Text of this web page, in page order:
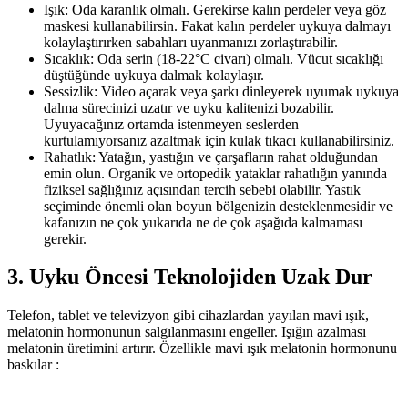
Işık: Oda karanlık olmalı. Gerekirse kalın perdeler veya göz
maskesi kullanabilirsin. Fakat kalın perdeler uykuya dalmayı
kolaylaştırırken sabahları uyanmanızı zorlaştırabilir.
Sıcaklık: Oda serin (18-22°C civarı) olmalı. Vücut sıcaklığı
düştüğünde uykuya dalmak kolaylaşır.
Sessizlik: Video açarak veya şarkı dinleyerek uyumak uykuya
dalma sürecinizi uzatır ve uyku kalitenizi bozabilir.
Uyuyacağınız ortamda istenmeyen seslerden
kurtulamıyorsanız azaltmak için kulak tıkacı kullanabilirsiniz.
Rahatlık: Yatağın, yastığın ve çarşafların rahat olduğundan
emin olun. Organik ve ortopedik yataklar rahatlığın yanında
fiziksel sağlığınız açısından tercih sebebi olabilir. Yastık
seçiminde önemli olan boyun bölgenizin desteklenmesidir ve
kafanızın ne çok yukarıda ne de çok aşağıda kalmaması
gerekir.
3. Uyku Öncesi Teknolojiden Uzak Dur
Telefon, tablet ve televizyon gibi cihazlardan yayılan mavi ışık,
melatonin hormonunun salgılanmasını engeller. Işığın azalması
melatonin üretimini artırır. Özellikle mavi ışık melatonin hormonunu
baskılar :